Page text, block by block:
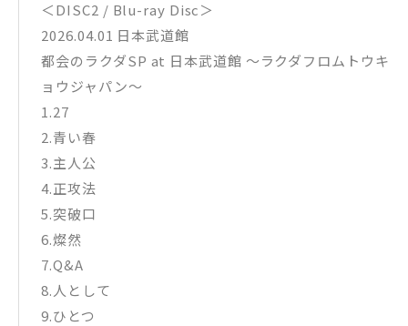
＜DISC2 / Blu-ray Disc＞
2026.04.01 日本武道館
都会のラクダSP at 日本武道館 〜ラクダフロムトウキ
ョウジャパン〜
1.27
2.青い春
3.主人公
4.正攻法
5.突破口
6.燦然
7.Q&A
8.人として
9.ひとつ